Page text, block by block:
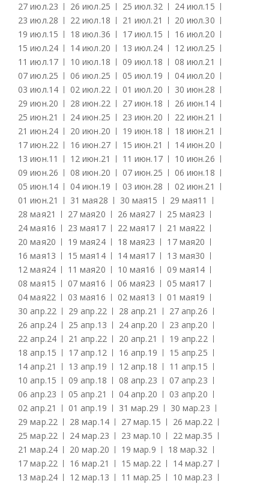
27 июл.23 26 июл.25 25 июл.32 24 июл.15
23 июл.28 22 июл.18 21 июл.21 20 июл.30
19 июл.15 18 июл.36 17 июл.15 16 июл.20
15 июл.24 14 июл.20 13 июл.24 12 июл.25
11 июл.17 10 июл.18 09 июл.18 08 июл.21
07 июл.25 06 июл.25 05 июл.19 04 июл.20
03 июл.14 02 июл.22 01 июл.20 30 июн.28
29 июн.20 28 июн.22 27 июн.18 26 июн.14
25 июн.21 24 июн.25 23 июн.20 22 июн.21
21 июн.24 20 июн.20 19 июн.18 18 июн.21
17 июн.22 16 июн.27 15 июн.21 14 июн.20
13 июн.11 12 июн.21 11 июн.17 10 июн.26
09 июн.26 08 июн.20 07 июн.25 06 июн.18
05 июн.14 04 июн.19 03 июн.28 02 июн.21
01 июн.21 31 мая28 30 мая15 29 мая11
28 мая21 27 мая20 26 мая27 25 мая23
24 мая16 23 мая17 22 мая17 21 мая22
20 мая20 19 мая24 18 мая23 17 мая20
16 мая13 15 мая14 14 мая17 13 мая30
12 мая24 11 мая20 10 мая16 09 мая14
08 мая15 07 мая16 06 мая23 05 мая17
04 мая22 03 мая16 02 мая13 01 мая19
30 апр.22 29 апр.22 28 апр.21 27 апр.26
26 апр.24 25 апр.13 24 апр.20 23 апр.20
22 апр.24 21 апр.22 20 апр.21 19 апр.22
18 апр.15 17 апр.12 16 апр.19 15 апр.25
14 апр.21 13 апр.19 12 апр.18 11 апр.15
10 апр.15 09 апр.18 08 апр.23 07 апр.23
06 апр.23 05 апр.21 04 апр.20 03 апр.20
02 апр.21 01 апр.19 31 мар.29 30 мар.23
29 мар.22 28 мар.14 27 мар.15 26 мар.22
25 мар.22 24 мар.23 23 мар.10 22 мар.35
21 мар.24 20 мар.20 19 мар.9 18 мар.32
17 мар.22 16 мар.21 15 мар.22 14 мар.27
13 мар.24 12 мар.13 11 мар.25 10 мар.23